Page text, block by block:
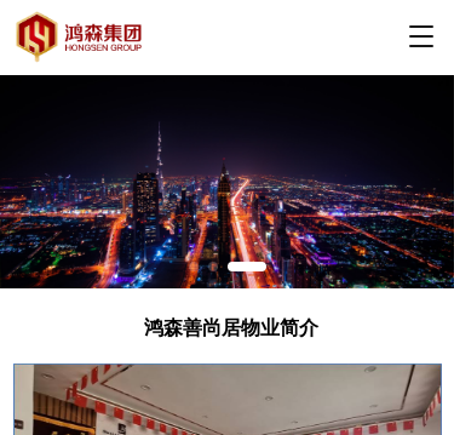
T
n
a
v
i
g
o
n
鸿森善尚居物业简介